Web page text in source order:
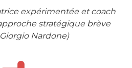
expérimentée et coach
stratégique brève
Nardone)